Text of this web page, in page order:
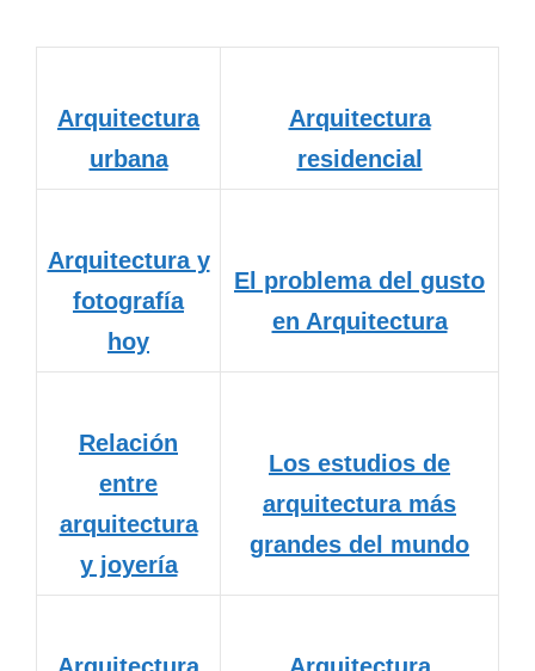
Arquitectura
urbana
Arquitectura
residencial
Arquitectura y
fotografía
hoy
El problema del gusto
en Arquitectura
Relación
entre
arquitectura
y joyería
Los estudios de
arquitectura más
grandes del mundo